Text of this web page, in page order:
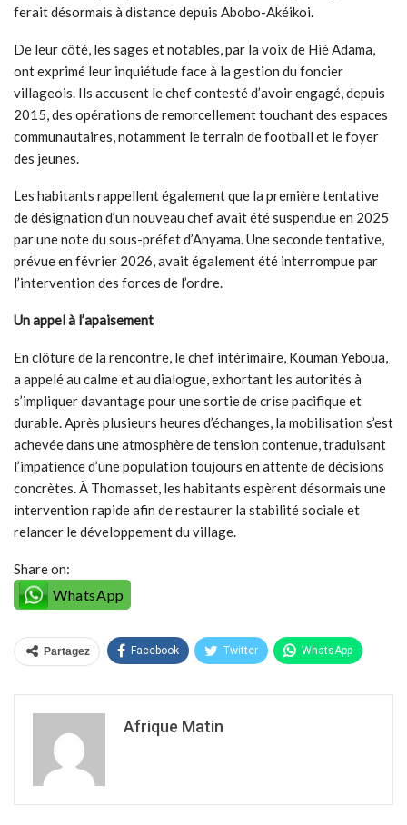
ferait désormais à distance depuis Abobo-Akéikoi.
De leur côté, les sages et notables, par la voix de Hié Adama,
ont exprimé leur inquiétude face à la gestion du foncier
villageois. Ils accusent le chef contesté d’avoir engagé, depuis
2015, des opérations de remorcellement touchant des espaces
communautaires, notamment le terrain de football et le foyer
des jeunes.
Les habitants rappellent également que la première tentative
de désignation d’un nouveau chef avait été suspendue en 2025
par une note du sous-préfet d’Anyama. Une seconde tentative,
prévue en février 2026, avait également été interrompue par
l’intervention des forces de l’ordre.
Un appel à l’apaisement
En clôture de la rencontre, le chef intérimaire, Kouman Yeboua,
a appelé au calme et au dialogue, exhortant les autorités à
s’impliquer davantage pour une sortie de crise pacifique et
durable. Après plusieurs heures d’échanges, la mobilisation s’est
achevée dans une atmosphère de tension contenue, traduisant
l’impatience d’une population toujours en attente de décisions
concrètes. À Thomasset, les habitants espèrent désormais une
intervention rapide afin de restaurer la stabilité sociale et
relancer le développement du village.
Share on:
WhatsApp
Partagez Facebook Twitter WhatsApp
Afrique Matin